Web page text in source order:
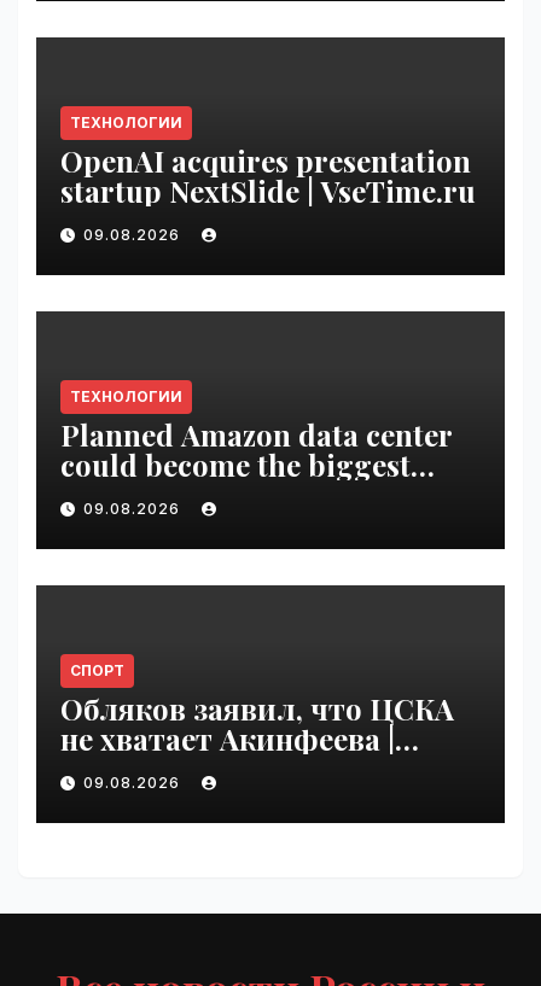
ТЕХНОЛОГИИ
OpenAI acquires presentation
startup NextSlide | VseTime.ru
09.08.2026
ТЕХНОЛОГИИ
Planned Amazon data center
could become the biggest
climate polluter in the U.S. |
VseTime.ru
09.08.2026
СПОРТ
Обляков заявил, что ЦСКА
не хватает Акинфеева |
VseTime.ru
09.08.2026